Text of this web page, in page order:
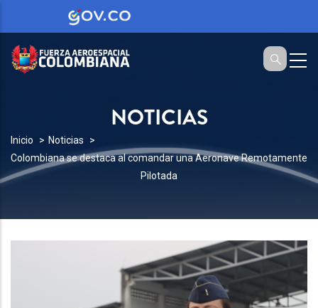
NOTICIAS
SOBRESCRIBIR
ENLACES
DE
A
NAVEGACIÓN
Inicio
Noticias
Colombiana se destaca al comandar una Aeronave Remotamente
Pilotada